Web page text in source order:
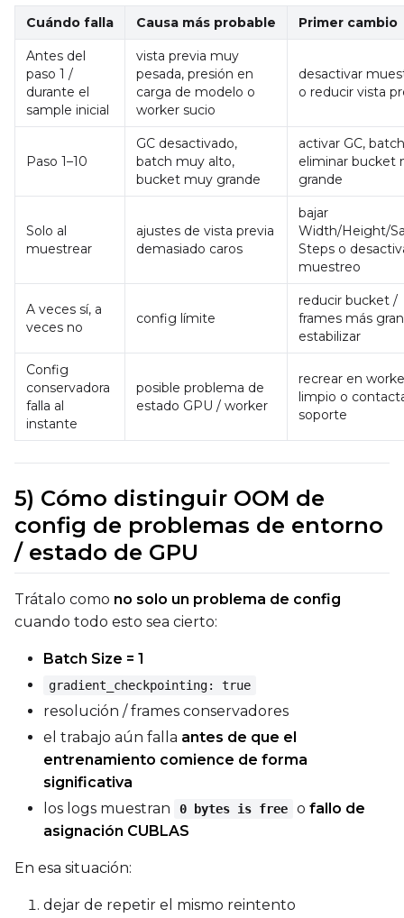
Cuándo falla Causa más probable Primer cambio
Antes del
paso 1 /
durante el
sample inicial
vista previa muy
pesada, presión en
carga de modelo o
worker sucio
desactivar
o reducir vista
Paso 1–10
GC desactivado,
batch muy alto,
bucket muy grande
activar GC,
eliminar bucket
grande
Solo al
muestrear
ajustes de vista previa
demasiado caros
bajar
Width/Height/
Steps o
muestreo
A veces sí, a
veces no
config límite
reducir bucket /
frames más
estabilizar
Config
conservadora
falla al
instante
posible problema de
estado GPU / worker
recrear en
limpio o
soporte
5) Cómo distinguir OOM de
config de problemas de entorno
/ estado de GPU
Trátalo como no solo un problema de config
cuando todo esto sea cierto:
Batch Size = 1
gradient_checkpointing: true
resolución / frames conservadores
el trabajo aún falla antes de que el
entrenamiento comience de forma
significativa
los logs muestran
0 bytes is free o fallo de
asignación CUBLAS
En esa situación:
dejar de repetir el mismo reintento